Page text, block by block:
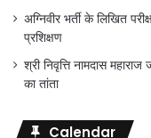
अग्निवीर भर्ती के लिखित
प्रशिक्षण
श्री निवृत्ति नामदास
का तांता
Calendar